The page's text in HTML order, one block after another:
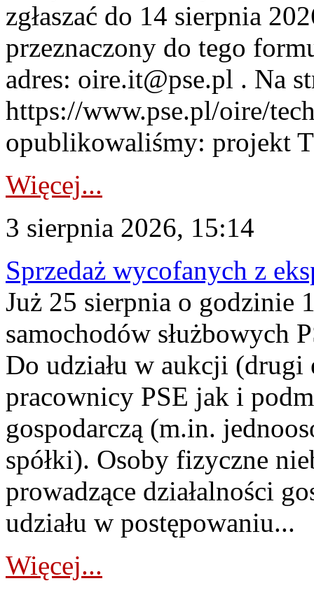
zgłaszać do 14 sierpnia
przeznaczony do tego
adres: oire.it@pse.pl . Na
https://www.pse.pl/oire/
opublikowaliśmy: projekt
Więcej...
3 sierpnia 2026, 15:14
Sprzedaż wycofanych z
Już 25 sierpnia o godzinie
samochodów służbowych
Do udziału w aukcji (drugi
pracownicy PSE jak i
gospodarczą (m.in.
spółki). Osoby fizyczne
prowadzące działalności
udziału w postępowaniu...
Więcej...